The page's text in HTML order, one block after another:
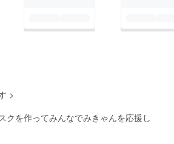
>
クを作ってみんなでみきゃんを応援し